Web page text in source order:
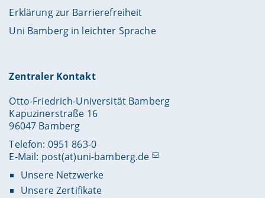
Erklärung zur Barrierefreiheit
Uni Bamberg in leichter Sprache
Zentraler Kontakt
Otto-Friedrich-Universität Bamberg
Kapuzinerstraße 16
96047 Bamberg
Telefon: 0951 863-0
E-Mail: post(at)uni-bamberg.de
Unsere Netzwerke
Unsere Zertifikate